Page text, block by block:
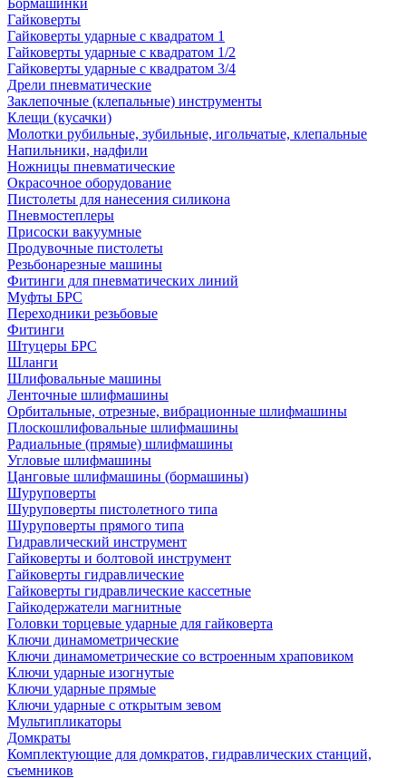
Бормашинки
Гайковерты
Гайковерты ударные с квадратом 1
Гайковерты ударные с квадратом 1/2
Гайковерты ударные с квадратом 3/4
Дрели пневматические
Заклепочные (клепальные) инструменты
Клещи (кусачки)
Молотки рубильные, зубильные, игольчатые, клепальные
Напильники, надфили
Ножницы пневматические
Окрасочное оборудование
Пистолеты для нанесения силикона
Пневмостеплеры
Присоски вакуумные
Продувочные пистолеты
Резьбонарезные машины
Фитинги для пневматических линий
Муфты БРС
Переходники резьбовые
Фитинги
Штуцеры БРС
Шланги
Шлифовальные машины
Ленточные шлифмашины
Орбитальные, отрезные, вибрационные шлифмашины
Плоскошлифовальные шлифмашины
Радиальные (прямые) шлифмашины
Угловые шлифмашины
Цанговые шлифмашины (бормашины)
Шуруповерты
Шуруповерты пистолетного типа
Шуруповерты прямого типа
Гидравлический инструмент
Гайковерты и болтовой инструмент
Гайковерты гидравлические
Гайковерты гидравлические кассетные
Гайкодержатели магнитные
Головки торцевые ударные для гайковерта
Ключи динамометрические
Ключи динамометрические со встроенным храповиком
Ключи ударные изогнутые
Ключи ударные прямые
Ключи ударные с открытым зевом
Мультипликаторы
Домкраты
Комплектующие для домкратов, гидравлических станций,
съемников